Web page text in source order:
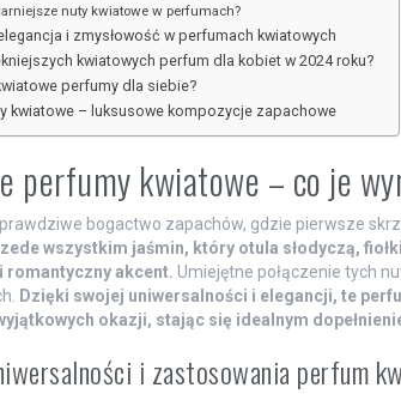
nuty kwiatowe w perfumach?
i zmysłowość w perfumach kwiatowych
kwiatowych perfum dla kobiet w 2024 roku?
perfumy dla siebie?
kwiatowe – luksusowe kompozycje zapachowe
perfumy kwiatowe – co je
bogactwo zapachów, gdzie pierwsze
wszystkim jaśmin, który otula słodyczą,
romantyczny akcent. Umiejętne połączenie tych
Dzięki swojej uniwersalności i elegancji, te
okazji, stając się idealnym
i zastosowania perfum